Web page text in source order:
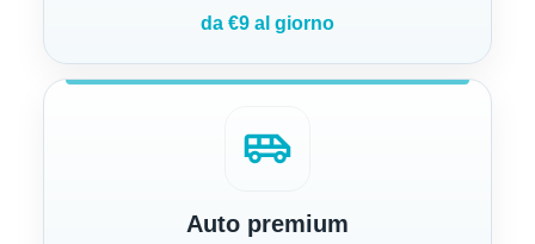
da €9 al giorno
airport_shuttle
Auto premium